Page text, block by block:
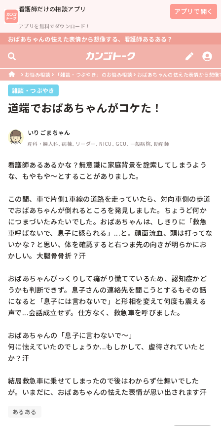
看護師だけの相談アプリ
アプリを無料でダウンロード！
アプリで開く
おばあちゃんの怯えた表情から想像する、看護師あるある？
お悩み相談 「雑談・つぶやき」のお悩み相談 おばあちゃんの怯えた表情から想
雑談・つぶやき
道端でおばあちゃんがコケた！
いりごまちゃん
産科・婦人科, 病棟, リーダー, NICU, GCU, 一般病院, 助産師
看護師あるあるかな？無意識に家庭背景を詮索してしまうよう
な、もやもや〜とすることがありました。
この間、車で片側1車線の道路を走っていたら、対向車側の歩道
でおばあちゃんが倒れるところを発見しました。ちょうど何か
につまづいたみたいでした。おばあちゃんは、しきりに「救急
車呼ばないで、息子に怒られる」...と。顔面流血、頭は打ってな
いかな？と思い、体を確認すると右つま先の向きが明らかにお
かしい。大腿骨骨折？汗
おばあちゃんびっくりして痛がり慌てているため、認知症かど
うかも判断できず。息子さんの連絡先を聞こうとするもその話
になると「息子には言わないで」と形相を変えて何度も震える
声で...会話成立せず。仕方なく、救急車を呼びました。
おばあちゃんの「息子に言わないで〜」
何に怯えていたのでしょうか...もしかして、虐待されていたと
か？汗
結局救急車に乗せてしまったので後はわからず仕舞いでした
が。いまだに、おばあちゃんの怯えた表情が思い出されます汗
あるある